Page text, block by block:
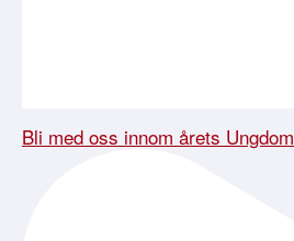
Bli med oss innom årets